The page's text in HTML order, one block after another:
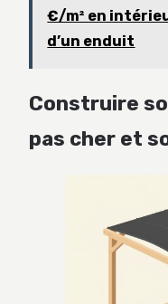
€/m² en
d’un enduit
Construire
pas cher et